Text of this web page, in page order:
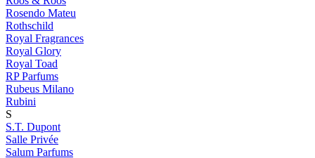
Rosendo Mateu
Rothschild
Royal Fragrances
Royal Glory
Royal Toad
RP Parfums
Rubeus Milano
Rubini
S
S.T. Dupont
Salle Privée
Salum Parfums